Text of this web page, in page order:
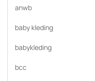
anwb
baby kleding
babykleding
bcc